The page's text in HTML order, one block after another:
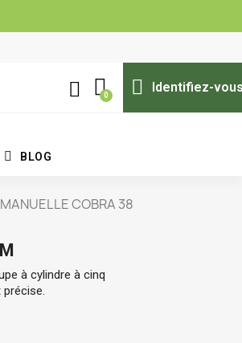
Identifiez-
BLOG
COBRA 38
à cylindre à cinq